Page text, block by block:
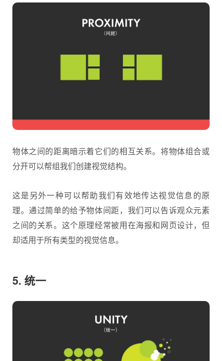
物体之间的距离暗示着它们的相互关系。将物体组合或
分开可以帮组我们创建视觉结构。
这是另外一种可以帮助我们有效地传达视觉信息的原
理。通过简单的给予物体间距，我们可以告诉观众元素
之间的关系。这个原理经常被用在海报和网页设计，但
却适用于所有类型的视觉信息。
5. 统一